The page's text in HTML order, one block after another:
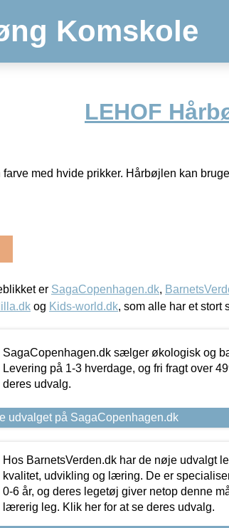
Komskole
LEHOF
med hvide prikker. Hårbøjlen kan
er SagaCopenhagen.dk,
og Kids-world.dk, som alle har et stort
SagaCopenhagen.dk sælger økologisk og
Levering på 1-3 hverdage, og fri fragt over
deres udvalg.
udvalget på SagaCopenhagen.dk
Hos BarnetsVerden.dk har de nøje udvalgt
kvalitet, udvikling og læring. De er
0-6 år, og deres legetøj giver netop denne
lærerig leg. Klik her for at se deres udvalg.